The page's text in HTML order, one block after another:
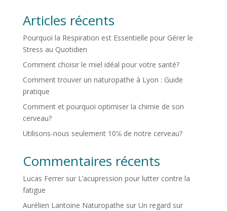
Articles récents
Pourquoi la Respiration est Essentielle pour Gérer le
Stress au Quotidien
Comment choisir le miel idéal pour votre santé?
Comment trouver un naturopathe à Lyon : Guide
pratique
Comment et pourquoi optimiser la chimie de son
cerveau?
Utilisons-nous seulement 10℅ de notre cerveau?
Commentaires récents
Lucas Ferrersur L’acupression pour lutter contre la
fatigue
Aurélien Lantoine Naturopathe sur Un regard sur